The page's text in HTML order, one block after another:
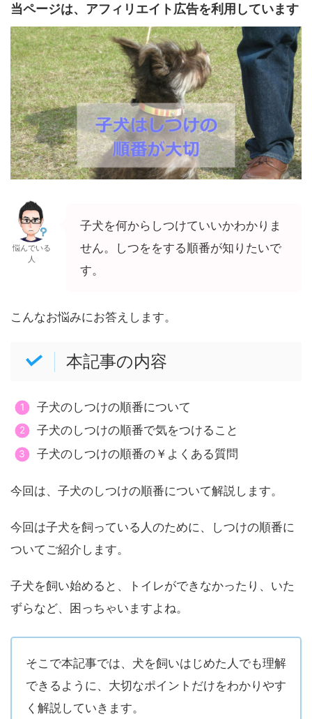
当ページは、アフィリエイト広告を利用しています
悩んでいる
人
子犬を何からしつけていいかわかりま
せん。しつををする順番が知りたいで
す。
こんなお悩みにお答えします。
本記事の内容
子犬のしつけの順番について
子犬のしつけの順番で気をつけること
子犬のしつけの順番の￥よくある質問
今回は、子犬のしつけの順番について解説します。
今回は子犬を飼っている人のために、しつけの順番に
ついてご紹介します。
子犬を飼い始めると、トイレができなかったり、いた
ずらなど、困っちゃいますよね。
そこで本記事では、犬を飼いはじめた人でも理解
できるように、大切なポイントだけをわかりやす
く解説していきます。